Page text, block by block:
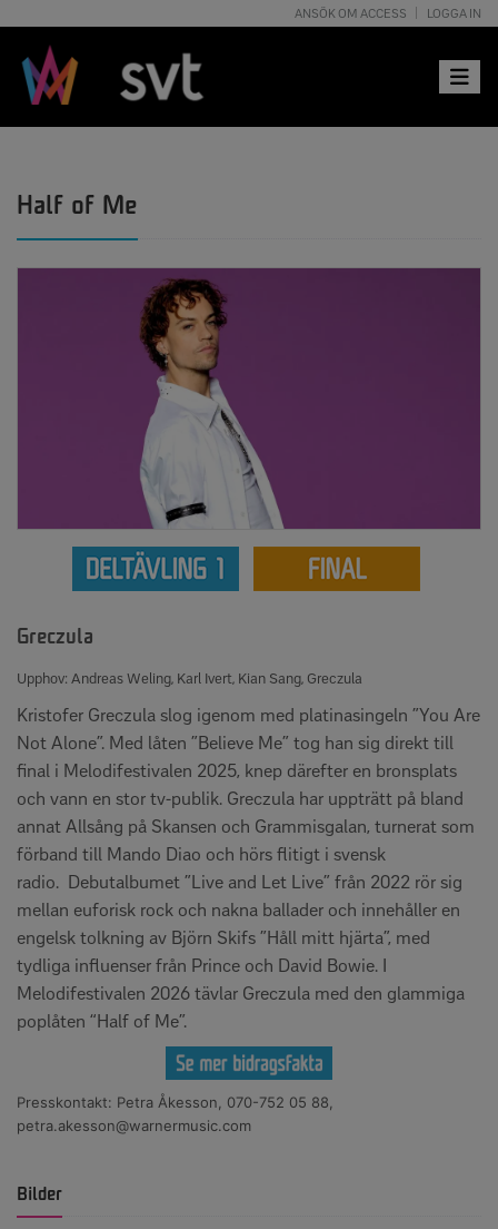
ANSÖK OM ACCESS LOGGA IN
Toggle
Half of Me
Greczula
Upphov: Andreas Weling, Karl Ivert, Kian Sang, Greczula
Kristofer Greczula slog igenom med platinasingeln ”You Are
Not Alone”. Med låten ”Believe Me” tog han sig direkt till
final i Melodifestivalen 2025, knep därefter en bronsplats
och vann en stor tv-publik. Greczula har uppträtt på bland
annat Allsång på Skansen och Grammisgalan, turnerat som
förband till Mando Diao och hörs flitigt i svensk
radio. Debutalbumet ”Live and Let Live” från 2022 rör sig
mellan euforisk rock och nakna ballader och innehåller en
engelsk tolkning av Björn Skifs ”Håll mitt hjärta”, med
tydliga influenser från Prince och David Bowie. I
Melodifestivalen 2026 tävlar Greczula med den glammiga
poplåten “Half of Me”.
Presskontakt: Petra Åkesson, 070-752 05 88,
petra.akesson@warnermusic.com
Bilder